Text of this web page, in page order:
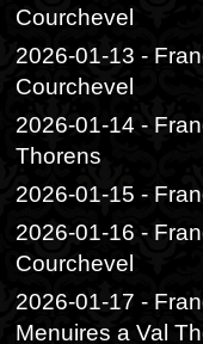
Courchevel
2026-01-13 -
Courchevel
2026-01-14 -
Thorens
2026-01-15 -
2026-01-16 -
Courchevel
2026-01-17 -
Menuires a Val